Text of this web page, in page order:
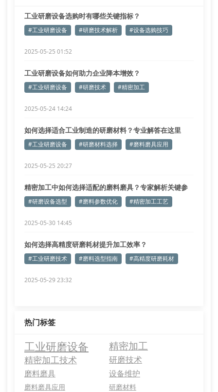
工业研磨设备选购时有哪些关键指标？
#工业研磨设备 #研磨技术解析 #设备选购技巧
2025-05-25 01:52
工业研磨设备如何助力企业降本增效？
#工业研磨设备 #研磨技术 #精密加工
2025-05-24 14:24
如何选择适合工业制造的研磨材料？专业解答在这里
#工业研磨设备 #研磨材料选择 #磨料磨具应用
2025-05-25 20:27
精密加工中如何选择适配的磨料磨具？专家解析关键参
数#研磨设备选型 #磨料参数优化 #精密加工工艺
2025-05-30 14:45
如何选择高精度研磨耗材提升加工效率？
#工业研磨技术 #磨料选型指南 #高精度研磨耗材
2025-05-29 23:32
热门标签
工业研磨设备 精密加工
精密加工技术 研磨技术
磨料磨具 设备维护
磨料磨具应用
研磨材料